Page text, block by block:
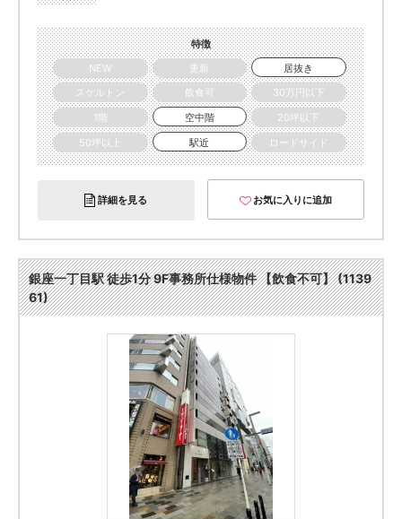
特徴
NEW
更新
居抜き
スケルトン
飲食可
30万円以下
1階
空中階
20坪以下
50坪以上
駅近 ロードサイド
詳細を見る お気に入りに追加
銀座一丁目駅 徒歩1分 9F事務所仕様物件 【飲食不可】 (1139
61)